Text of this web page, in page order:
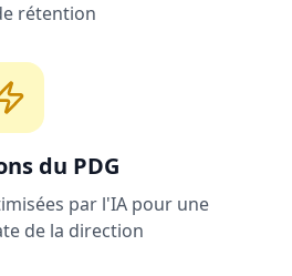
rétention
du PDG
par l'IA pour une
de la direction